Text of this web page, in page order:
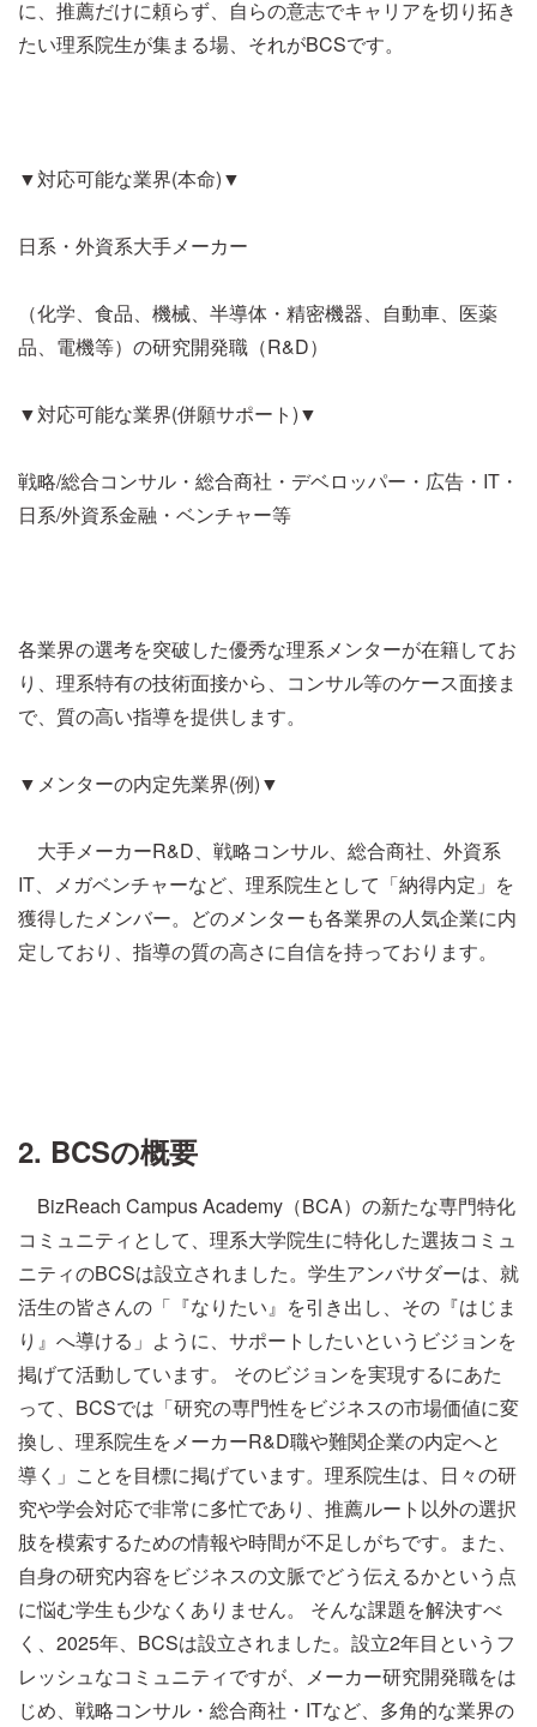
に、推薦だけに頼らず、自らの意志でキャリアを切り拓き
たい理系院生が集まる場、それがBCSです。
▼対応可能な業界(本命)▼
日系・外資系大手メーカー
（化学、食品、機械、半導体・精密機器、自動車、医薬
品、電機等）の研究開発職（R&D）
▼対応可能な業界(併願サポート)▼
戦略/総合コンサル・総合商社・デベロッパー・広告・IT・
日系/外資系金融・ベンチャー等
各業界の選考を突破した優秀な理系メンターが在籍してお
り、理系特有の技術面接から、コンサル等のケース面接ま
で、質の高い指導を提供します。
▼メンターの内定先業界(例)▼
大手メーカーR&D、戦略コンサル、総合商社、外資系
IT、メガベンチャーなど、理系院生として「納得内定」を
獲得したメンバー。どのメンターも各業界の人気企業に内
定しており、指導の質の高さに自信を持っております。
2. BCSの概要
BizReach Campus Academy（BCA）の新たな専門特化
コミュニティとして、理系大学院生に特化した選抜コミュ
ニティのBCSは設立されました。学生アンバサダーは、就
活生の皆さんの「『なりたい』を引き出し、その『はじま
り』へ導ける」ように、サポートしたいというビジョンを
掲げて活動しています。 そのビジョンを実現するにあた
って、BCSでは「研究の専門性をビジネスの市場価値に変
換し、理系院生をメーカーR&D職や難関企業の内定へと
導く」ことを目標に掲げています。理系院生は、日々の研
究や学会対応で非常に多忙であり、推薦ルート以外の選択
肢を模索するための情報や時間が不足しがちです。また、
自身の研究内容をビジネスの文脈でどう伝えるかという点
に悩む学生も少なくありません。 そんな課題を解決すべ
く、2025年、BCSは設立されました。設立2年目というフ
レッシュなコミュニティですが、メーカー研究開発職をは
じめ、戦略コンサル・総合商社・ITなど、多角的な業界の